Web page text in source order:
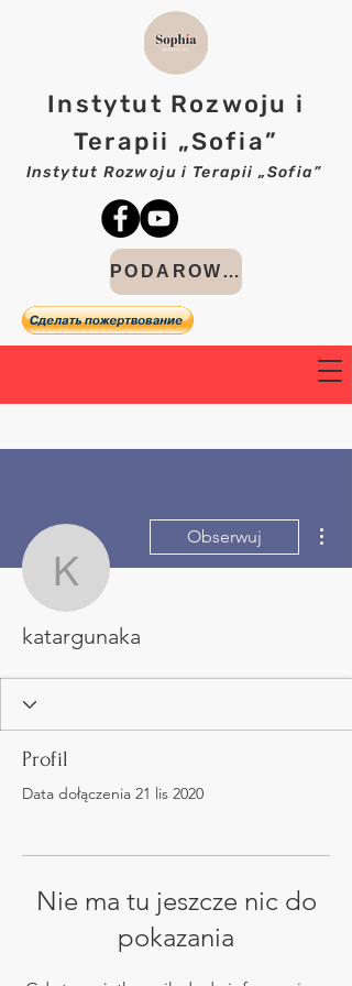
Instytut Rozwoju i
Terapii „Sofia”
Instytut Rozwoju i Terapii „Sofia”
PODAROWAĆ
katargunaka
Obserwuj
katargunaka
Profil
Data dołączenia 21 lis 2020
Nie ma tu jeszcze nic do
pokazania